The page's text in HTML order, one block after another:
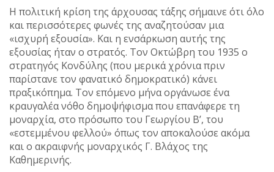
Η πολιτική κρίση της άρχουσας τάξης σήμαινε ότι όλο
και περισσότερες φωνές της αναζητούσαν μια
«ισχυρή εξουσία». Και η ενσάρκωση αυτής της
εξουσίας ήταν ο στρατός. Τον Οκτώβρη του 1935 ο
στρατηγός Κονδύλης (που μερικά χρόνια πριν
παρίστανε τον φανατικό δημοκρατικό) κάνει
πραξικόπημα. Τον επόμενο μήνα οργάνωσε ένα
κραυγαλέα νόθο δημοψήφισμα που επανάφερε τη
μοναρχία, στο πρόσωπο του Γεωργίου Β’, του
«εστεμμένου φελλού» όπως τον αποκαλούσε ακόμα
και ο ακραιφνής μοναρχικός Γ. Βλάχος της
Καθημερινής.